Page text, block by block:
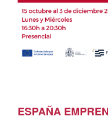
ESPAÑA